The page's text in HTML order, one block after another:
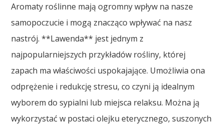
Aromaty roślinne mają ogromny wpływ na nasze
samopoczucie i mogą znacząco wpływać na nasz
nastrój. **Lawenda** jest jednym z
najpopularniejszych przykładów rośliny, której
zapach ma właściwości uspokajające. Umożliwia ona
odprężenie i redukcję stresu, co czyni ją idealnym
wyborem do sypialni lub miejsca relaksu. Można ją
wykorzystać w postaci olejku eterycznego, suszonych